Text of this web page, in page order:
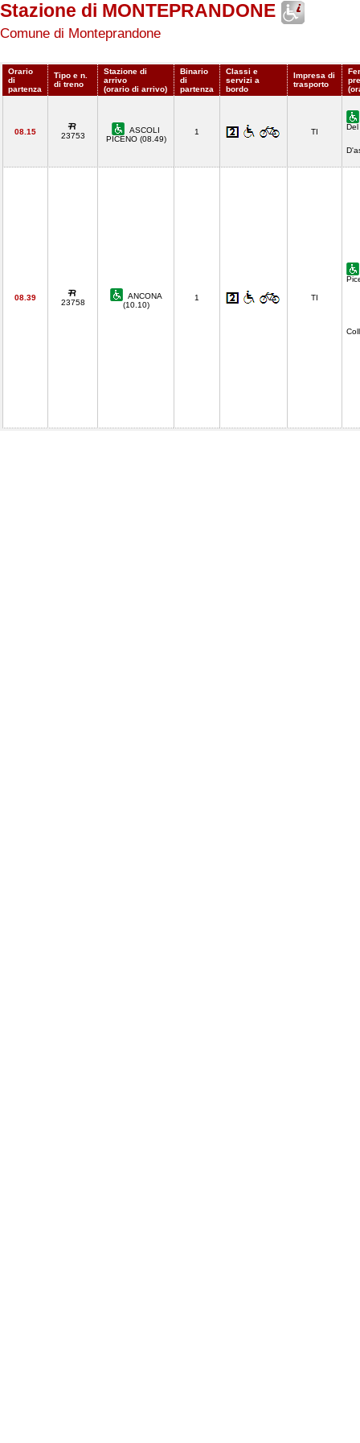
Stazione di MONTEPRANDONE
Comune di Monteprandone
Orario
di
partenza
Tipo e n.
di treno
Stazione di
arrivo
(orario di arrivo)
Binario
di
partenza
Classi e
servizi a
bordo
Impresa di
trasporto
08.15 23753
ASCOLI
PICENO (08.49)
1 TI
Del
08.39
23758
ANCONA
(10.10)
1 TI